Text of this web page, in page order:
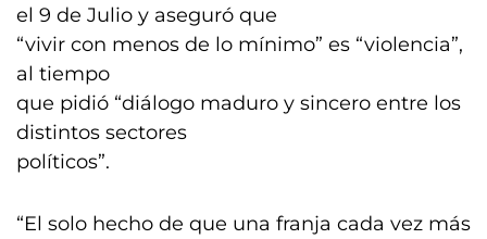
el 9 de Julio y aseguró que
“vivir con menos de lo mínimo” es “violencia”,
al tiempo
que pidió “diálogo maduro y sincero entre los
distintos sectores
políticos”.
“El solo hecho de que una franja cada vez más